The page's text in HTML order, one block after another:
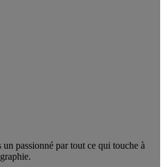
passionné par tout ce qui touche à